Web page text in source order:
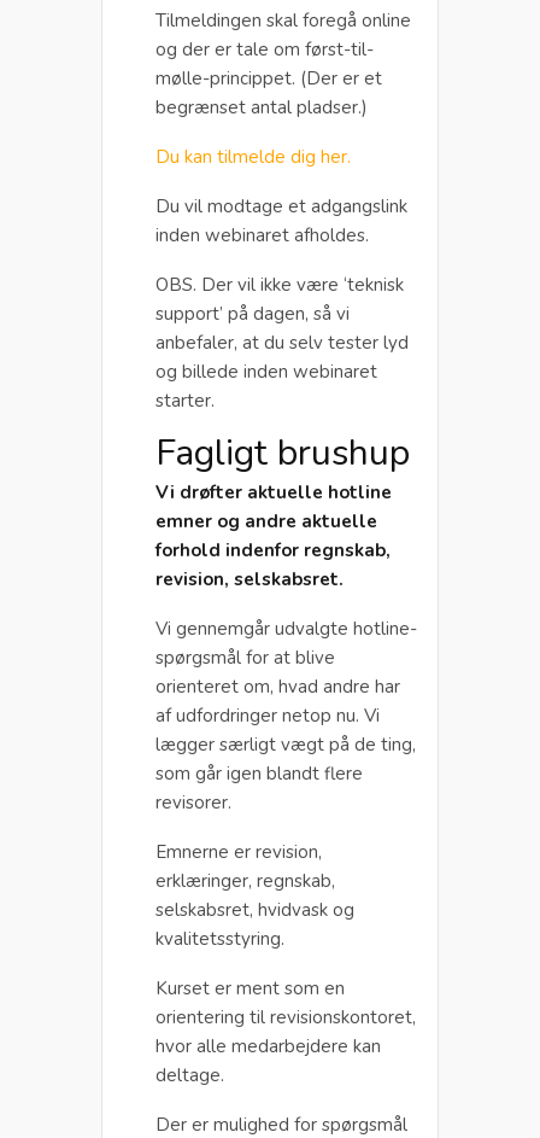
Tilmeldingen skal foregå online
og der er tale om først-til-
mølle-princippet. (Der er et
begrænset antal pladser.)
Du kan tilmelde dig her.
Du vil modtage et adgangslink
inden webinaret afholdes.
OBS. Der vil ikke være ‘teknisk
support’ på dagen, så vi
anbefaler, at du selv tester lyd
og billede inden webinaret
starter.
Fagligt brushup
Vi drøfter aktuelle hotline
emner og andre aktuelle
forhold indenfor regnskab,
revision, selskabsret.
Vi gennemgår udvalgte hotline-
spørgsmål for at blive
orienteret om, hvad andre har
af udfordringer netop nu. Vi
lægger særligt vægt på de ting,
som går igen blandt flere
revisorer.
Emnerne er revision,
erklæringer, regnskab,
selskabsret, hvidvask og
kvalitetsstyring.
Kurset er ment som en
orientering til revisionskontoret,
hvor alle medarbejdere kan
deltage.
Der er mulighed for spørgsmål